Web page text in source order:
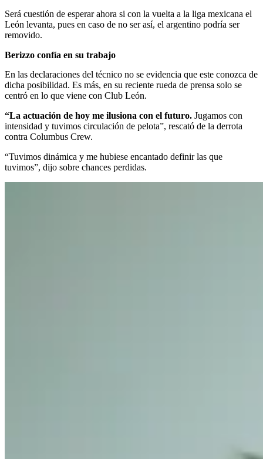
Será cuestión de esperar ahora si con la vuelta a la liga mexicana el
León levanta, pues en caso de no ser así, el argentino podría ser
removido.
Berizzo confía en su trabajo
En las declaraciones del técnico no se evidencia que este conozca de
dicha posibilidad. Es más, en su reciente rueda de prensa solo se
centró en lo que viene con Club León.
“La actuación de hoy me ilusiona con el futuro. Jugamos con
intensidad y tuvimos circulación de pelota”, rescató de la derrota
contra Columbus Crew.
“Tuvimos dinámica y me hubiese encantado definir las que
tuvimos”, dijo sobre chances perdidas.